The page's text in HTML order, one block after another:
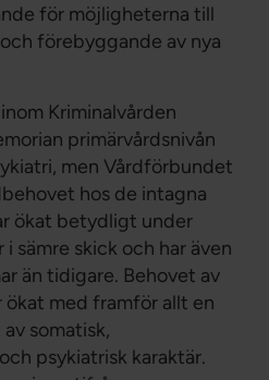
för möjligheterna till
förebyggande av nya
Kriminalvården
primärvårdsnivån
men Vårdförbundet
hos de intagna
ökat betydligt under
i sämre skick och har även
än tidigare. Behovet av
ökat med framför allt en
somatisk,
psykiatrisk karaktär.